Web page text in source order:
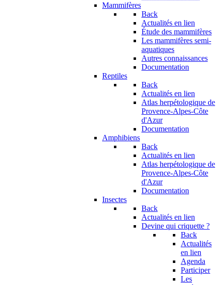
Mammifères
Back
Actualités en lien
Étude des mammifères
Les mammifères semi-
aquatiques
Autres connaissances
Documentation
Reptiles
Back
Actualités en lien
Atlas herpétologique de
Provence-Alpes-Côte
d'Azur
Documentation
Amphibiens
Back
Actualités en lien
Atlas herpétologique de
Provence-Alpes-Côte
d'Azur
Documentation
Insectes
Back
Actualités en lien
Devine qui criquette ?
Back
Actualités
en lien
Agenda
Participer
Les